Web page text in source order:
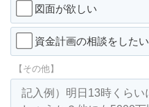
図面が欲しい
資金計画の相談をしたい
【その他】